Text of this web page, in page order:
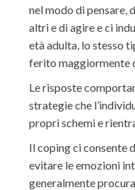
nel modo di pensare,
altri e di agire e ci
età adulta, lo stesso
ferito maggiormente
Le risposte
strategie che
propri schemi e
Il coping ci consente
evitare le emozioni
generalmente